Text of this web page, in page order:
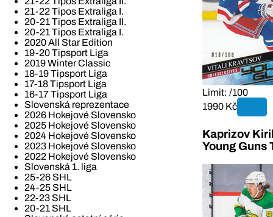
21-22 Tipos Extraliga I.
20-21 Tipos Extraliga II.
20-21 Tipos Extraliga I.
2020 All Star Edition
19-20 Tipsport Liga
2019 Winter Classic
18-19 Tipsport Liga
17-18 Tipsport Liga
16-17 Tipsport Liga
Slovenská reprezentace
2026 Hokejové Slovensko
2025 Hokejové Slovensko
2024 Hokejové Slovensko
2023 Hokejové Slovensko
2022 Hokejové Slovensko
Slovenská 1. liga
25-26 SHL
24-25 SHL
22-23 SHL
20-21 SHL
Limit: /100
1990 Kč
Kaprizov
Young Guns